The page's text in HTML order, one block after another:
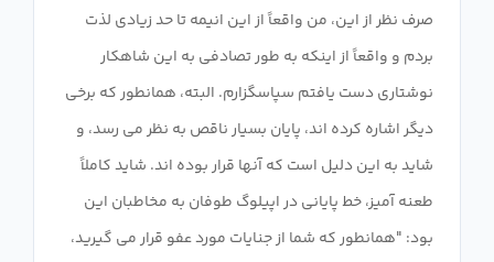
صرف نظر از این، من واقعاً از این انیمه تا حد زیادی لذت
بردم و واقعاً از اینکه به طور تصادفی به این شاهکار
نوشتاری دست یافتم سپاسگزارم. البته، همانطور که برخی
دیگر اشاره کرده اند، پایان بسیار ناقص به نظر می رسد، و
شاید به این دلیل است که آنها قرار بوده اند. شاید کاملاً
طعنه آمیز، خط پایانی در اپیلوگ طوفان به مخاطبان این
بود: "همانطور که شما از جنایات مورد عفو قرار می گیرید،